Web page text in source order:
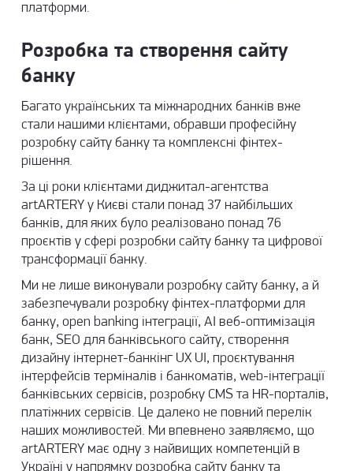
платформи.
Розробка та створення сайту
банку
Багато українських та міжнародних банків вже
стали нашими клієнтами, обравши професійну
розробку сайту банку та комплексні фінтех-
рішення.
За ці роки клієнтами диджитал-агентства
artARTERY у Києві стали понад 37 найбільших
банків, для яких було реалізовано понад 76
проєктів у сфері розробки сайту банку та цифрової
трансформації банку.
Ми не лише виконували розробку сайту банку, а й
забезпечували розробку фінтех-платформи для
банку, open banking інтеграції, AI веб-оптимізація
банк, SEO для банківського сайту, створення
дизайну інтернет-банкінг UX UI, проєктування
інтерфейсів терміналів і банкоматів, web-інтеграції
банківських сервісів, розробку CMS та HR-порталів,
платіжних сервісів. Це далеко не повний перелік
наших можливостей. Ми впевнено заявляємо, що
artARTERY має одну з найвищих компетенцій в
Україні у напрямку розробка сайту банку та